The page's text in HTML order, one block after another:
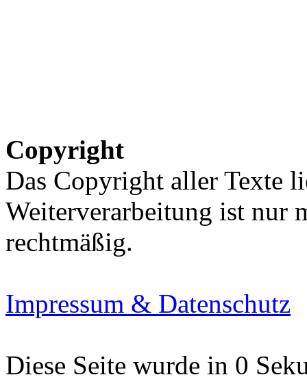
Copyright
Das Copyright aller Texte
Weiterverarbeitung ist nur
rechtmäßig.
Impressum & Datenschutz
Diese Seite wurde in 0